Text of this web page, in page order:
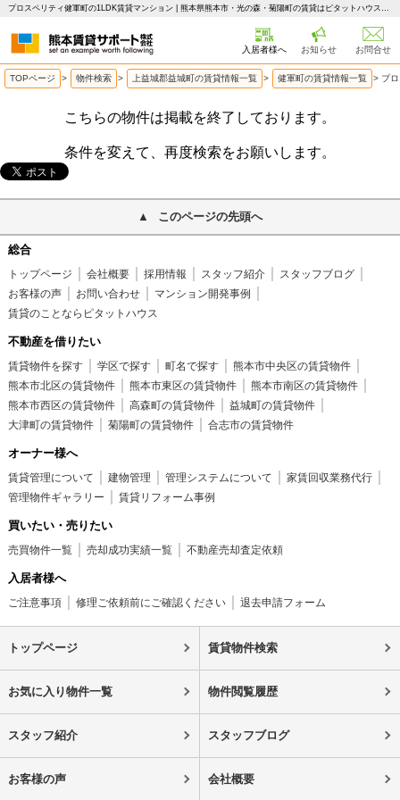
プロスペリティ健軍町の1LDK賃貸マンション | 熊本県熊本市・光の森・菊陽町の賃貸はピタットハウス 熊本賃貸サポート
入居者様へ お知らせ お問合せ
TOPページ > 物件検索 > 上益城郡益城町の賃貸情報一覧 > 健軍町の賃貸情報一覧 > プ
こちらの物件は掲載を終了しております。
条件を変えて、再度検索をお願いします。
このページの先頭へ
総合
トップページ 会社概要 採用情報 スタッフ紹介
スタッフブログ
お客様の声
お問い合わせ
マンション開発事例
賃貸のことならピタットハウス
不動産を借りたい
賃貸物件を探す 学区で探す 町名で探す
熊本市中央区の賃貸物件
熊本市北区の賃貸物件
熊本市東区の賃貸物件
熊本市南区の賃貸物件
熊本市西区の賃貸物件
高森町の賃貸物件
益城町の賃貸物件
大津町の賃貸物件
菊陽町の賃貸物件 合志市の賃貸物件
オーナー様へ
賃貸管理について 建物管理 管理システムについて
家賃回収業務代行
管理物件ギャラリー
賃貸リフォーム事例
買いたい・売りたい
売買物件一覧 売却成功実績一覧 不動産売却査定依頼
入居者様へ
ご注意事項 修理ご依頼前にご確認ください 退去申請フォーム
トップページ 賃貸物件検索
お気に入り物件一覧 物件閲覧履歴
スタッフ紹介 スタッフブログ
お客様の声 会社概要